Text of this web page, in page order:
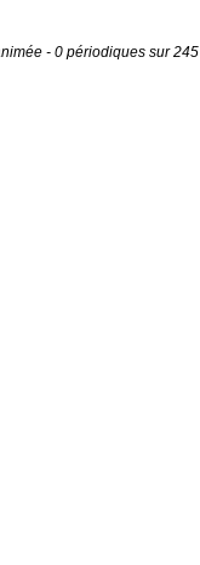
- 0 périodiques sur 245